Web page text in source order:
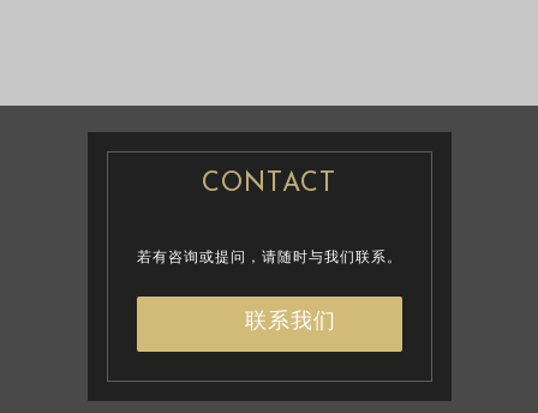
CONTACT
若有咨询或提问，请随时与我们联系。
联系我们